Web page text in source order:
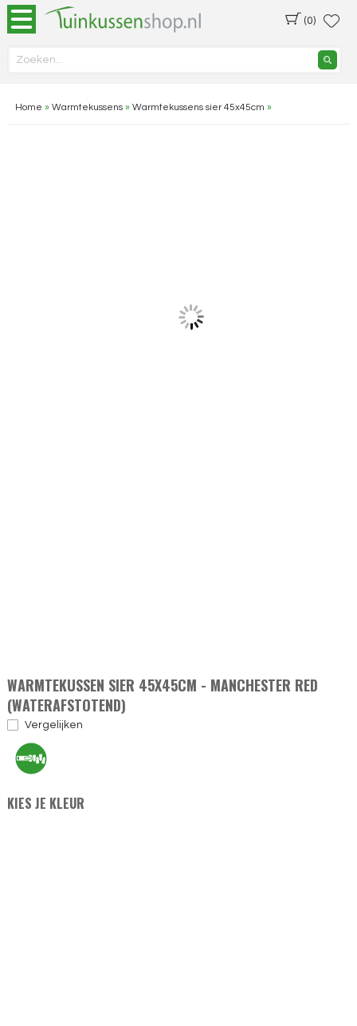
(0)
Home » Warmtekussens» Warmtekussens sier 45x45cm »
WARMTEKUSSEN SIER 45X45CM - MANCHESTER RED
(WATERAFSTOTEND)
Vergelijken
KIES JE KLEUR